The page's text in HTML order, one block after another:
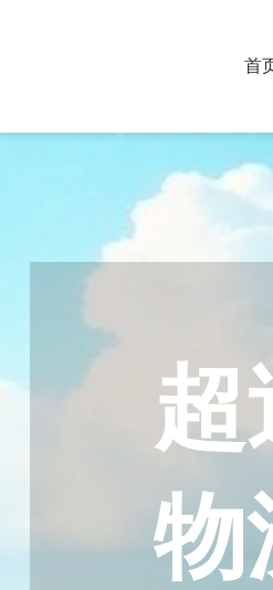
首
超
物